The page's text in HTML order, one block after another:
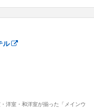
ル
洋室・和洋室が揃った「メインウ